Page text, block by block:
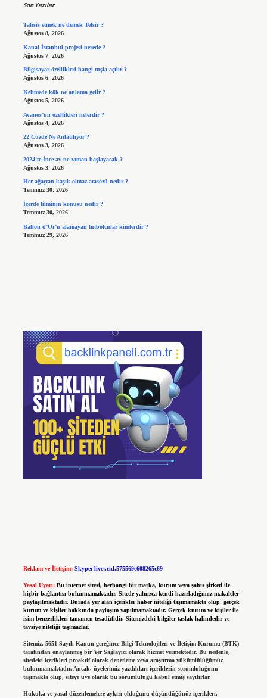
Son Yazılar
Tahsis etmek ne demek Tefsir ?
Ağustos 8, 2026
Kanal İstanbul projesi nerede ?
Ağustos 7, 2026
Bilgisayar özellikleri hangi tuşla açılır ?
Ağustos 6, 2026
Kelimede kök ne anlama gelir ?
Ağustos 5, 2026
Avanos’un özellikleri nelerdir ?
Ağustos 4, 2026
22 Cüzde Ne Anlatılıyor ?
Ağustos 3, 2026
2024’te İnce av ne zaman başlayacak ?
Ağustos 3, 2026
Her ağaçtan kaşık olmaz atasözü nedir ?
Temmuz 30, 2026
İçerde filminin konusu nedir ?
Temmuz 30, 2026
Ballon d’Or’u alamayan futbolcular kimlerdir ?
Temmuz 29, 2026
Reklam ve İletişim: Skype: live:.cid.575569c608265c69
Yasal Uyarı: Bu internet sitesi, herhangi bir marka, kurum veya şahıs şirketi ile
hiçbir bağlantısı bulunmamaktadır. Sitede yalnızca kendi hazırladığımız makaleler
paylaşılmaktadır. Burada yer alan içerikler haber niteliği taşımamakta olup, gerçek
kurum ve kişiler hakkında paylaşım yapılmamaktadır. Gerçek kurum ve kişiler ile
isim benzerlikleri tamamen tesadüfidir. Sitemizdeki bilgiler taslak halindedir ve
tavsiye niteliği taşımazlar.
Sitemiz, 5651 Sayılı Kanun gereğince Bilgi Teknolojileri ve İletişim Kurumu (BTK)
tarafından onaylanmış bir Yer Sağlayıcı olarak hizmet vermektedir. Bu nedenle,
sitedeki içerikleri proaktif olarak denetleme veya araştırma yükümlülüğümüz
bulunmamaktadır. Ancak, üyelerimiz yazdıkları içeriklerin sorumluluğunu
taşımakta olup, siteye üye olarak bu sorumluluğu kabul etmiş sayılırlar.
Hukuka ve yasal düzenlemelere aykırı olduğunu düşündüğünüz içerikleri,